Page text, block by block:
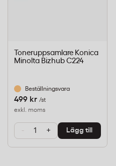
Toneruppsamlare Konica
Minolta Bizhub C224
Beställningsvara
499 kr /st
exkl. moms
- + Lägg till